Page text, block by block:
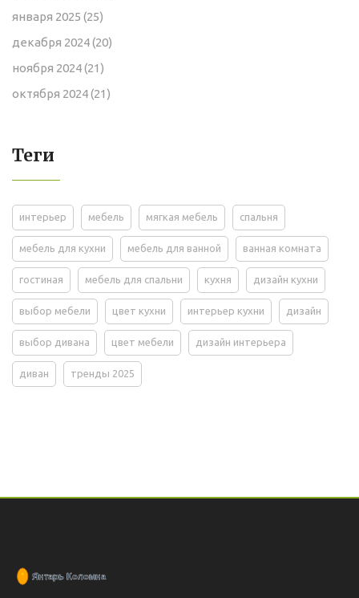
января 2025 (25)
декабря 2024(20)
ноября 2024(21)
октября 2024(21)
Теги
интерьер мебель мягкая мебель спальня
мебель для кухни мебель для ванной ванная комната
гостиная мебель для спальни кухня дизайн кухни
выбор мебели цвет кухни интерьер кухни дизайн
выбор дивана цвет мебели дизайн интерьера
диван тренды 2025